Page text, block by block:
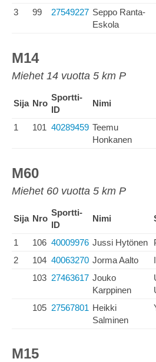
3 99 27549227 Seppo Ranta-
Eskola
M14
Miehet 14 vuotta 5 km P
Sija Nro
Sportti-
ID
Nimi
1 101 40289459 Teemu
Honkanen
M60
Miehet 60 vuotta 5 km P
Sija Nro
Sportti-
ID
Nimi
1 106 40009976 Jussi Hytönen
2
104 40063270 Jorma Aalto
103 27463617 Jouko
Karppinen
105 27567801 Heikki
Salminen
M15